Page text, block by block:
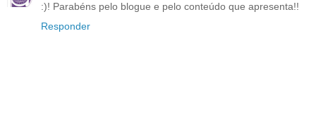
:)! Parabéns pelo blogue e pelo conteúdo que apresenta!!
Responder